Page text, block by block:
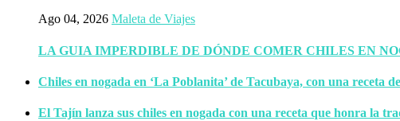
Ago 04, 2026 Maleta de Viajes
LA GUIA IMPERDIBLE DE DÓNDE COMER CHILES EN
Chiles en nogada en ‘La Poblanita’ de Tacubaya, con una receta
El Tajín lanza sus chiles en nogada con una receta que honra la